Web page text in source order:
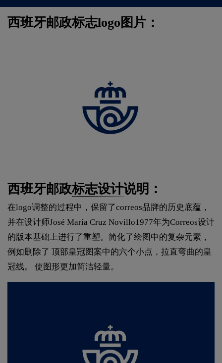
西班牙邮政标志logo图片：
西班牙邮政标志设计说明：
在logo调整的过程中，保留了correos品牌的历史底蕴，
并在设计师José María Cruz Novillo1977年为Correos设计
的版本基础上进行了重塑。简化了绘图中的复杂元素，
例如删除了 顶部皇冠图案中的六个小点，拉直弯曲的皇
冠线。 使图形更加简洁轻量。